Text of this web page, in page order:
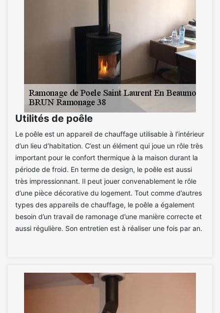
Utilités de poêle
Le poêle est un appareil de chauffage utilisable à l’intérieur
d’un lieu d’habitation. C’est un élément qui joue un rôle très
important pour le confort thermique à la maison durant la
période de froid. En terme de design, le poêle est aussi
très impressionnant. Il peut jouer convenablement le rôle
d’une pièce décorative du logement. Tout comme d’autres
types des appareils de chauffage, le poêle a également
besoin d’un travail de ramonage d’une manière correcte et
aussi régulière. Son entretien est à réaliser une fois par an.